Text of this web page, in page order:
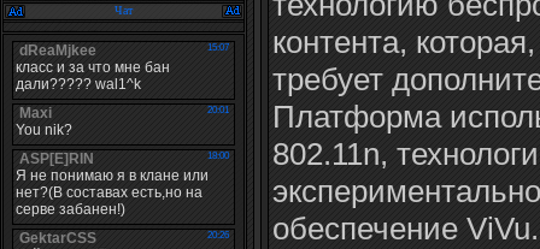
Чат
контента,
требует
Платформа
802.11n,
обеспечение ViVu.